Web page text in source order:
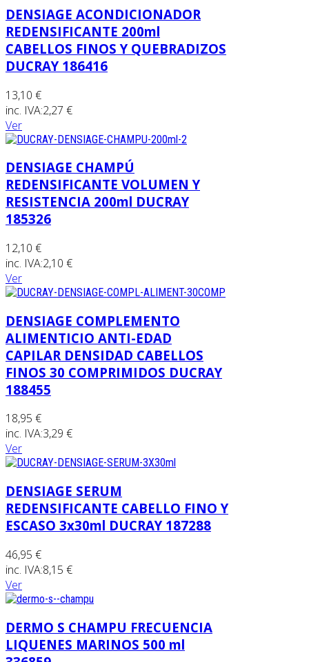
DENSIAGE ACONDICIONADOR
REDENSIFICANTE 200ml
CABELLOS FINOS Y QUEBRADIZOS
DUCRAY 186416
13,10 €
inc. IVA:2,27 €
Ver
DENSIAGE CHAMPÚ
REDENSIFICANTE VOLUMEN Y
RESISTENCIA 200ml DUCRAY
185326
12,10 €
inc. IVA:2,10 €
Ver
DENSIAGE COMPLEMENTO
ALIMENTICIO ANTI-EDAD
CAPILAR DENSIDAD CABELLOS
FINOS 30 COMPRIMIDOS DUCRAY
188455
18,95 €
inc. IVA:3,29 €
Ver
DENSIAGE SERUM
REDENSIFICANTE CABELLO FINO Y
ESCASO 3x30ml DUCRAY 187288
46,95 €
inc. IVA:8,15 €
Ver
DERMO S CHAMPU FRECUENCIA
LIQUENES MARINOS 500 ml